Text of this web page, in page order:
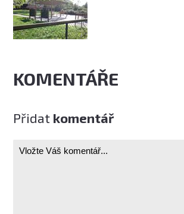
KOMENTÁŘE
Přidat komentář